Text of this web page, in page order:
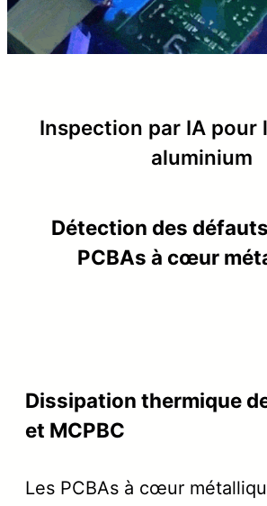
Inspection par IA pour
aluminium
Détection des
PCBAs à cœur
Dissipation thermique
et MCPBC
Les PCBAs à cœur